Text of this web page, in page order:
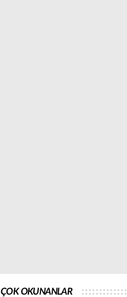
ÇOK OKUNANLAR